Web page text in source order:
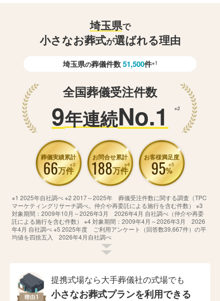
埼玉県で
小さなお葬式が選ばれる理由
埼玉県の葬儀件数51,500件※1
全国葬儀受注件数
9年連続No.1 ※2
葬儀実績累計
66万件
※3
お問合せ累計
188万件
※4
お客様満足度
95%
※5
※1 2025年自社調べ ※2 2017～2025年 葬儀受注件数に関する調査（TPC
マーケティングリサーチ調べ。仲介や再委託による施行を含む件数） ※3
対象期間：2009年10月～2026年3月 2026年4月 自社調べ（仲介や再委
託による施行を含む件数） ※4 対象期間：2009年4月～2026年3月 2026
年4月 自社調べ ※5 2025年度 ご利用アンケート（回答数39,667件）の平
均値を四捨五入 2026年4月自社調べ
提携式場なら大手葬儀社の式場でも
小さなお葬式プランを利用できる